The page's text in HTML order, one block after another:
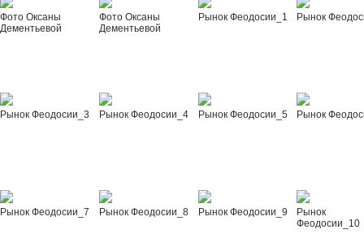
Фото Оксаны
Дементьевой
Фото Оксаны
Дементьевой
Рынок Феодосии_1 Рынок
Рынок Феодосии_3 Рынок Феодосии_4 Рынок Феодосии_5 Рынок
Рынок Феодосии_7 Рынок Феодосии_8 Рынок Феодосии_9
Рынок
Феодосии_10